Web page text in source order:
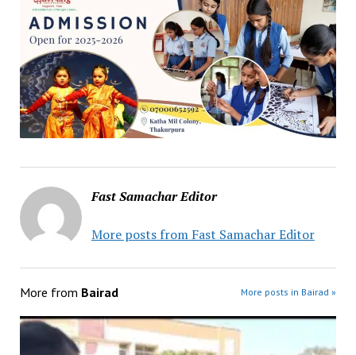
Fast Samachar Editor
More posts from Fast Samachar Editor
More from Bairad More posts in Bairad »